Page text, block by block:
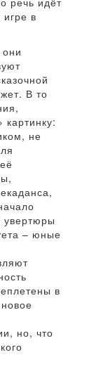
в
В то
не
увертюры
– юные
в
но, что